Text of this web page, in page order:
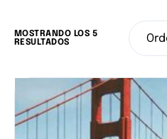
¿Qué Ofrecemos?
MOSTRANDO LOS 5
RESULTADOS